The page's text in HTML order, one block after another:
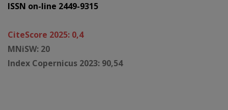
ISSN on-line 2449-9315
CiteScore 2025: 0,4
MNiSW: 20
Index Copernicus 2023: 90,54